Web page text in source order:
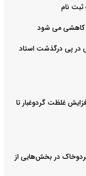
نام
در پی درگذشت استاد
قم فردا شنبه ۱۷ مرداد/ افزایش غلظت گردوغبار تا
آینده/ باد و گردوخاک در بخش‌هایی از